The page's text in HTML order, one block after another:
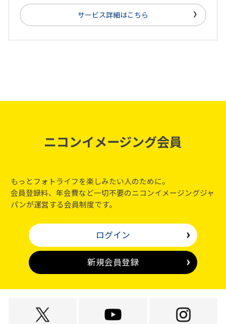
サービス詳細はこちら
ニコンイメージング会員
もっとフォトライフを楽しみたい人のために。
会員登録料、年会費など一切不要のニコンイメージングジャ
パンが運営する会員制度です。
ログイン
新規会員登録